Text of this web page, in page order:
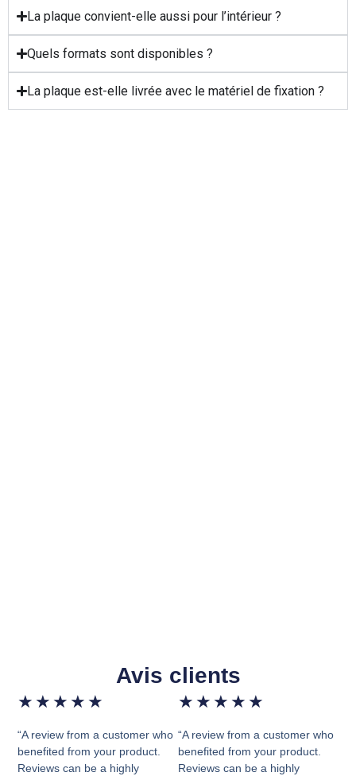
La plaque convient-elle aussi pour l’intérieur ?
Quels formats sont disponibles ?
La plaque est-elle livrée avec le matériel de fixation ?
Avis clients
★ ★ ★ ★ ★
“A review from a customer who
benefited from your product.
Reviews can be a highly
★ ★ ★ ★ ★
“A review from a customer who
benefited from your product.
Reviews can be a highly